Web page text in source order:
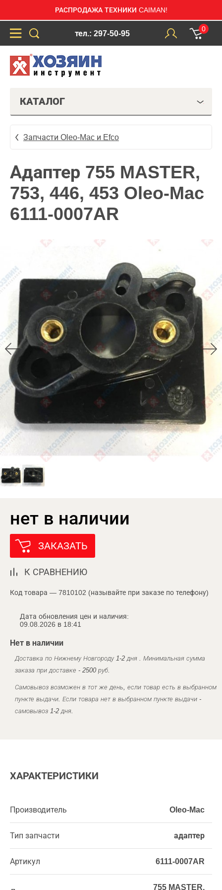
РАСПРОДАЖА ТЕХНИКИ CAIMAN!
тел.: 297-50-95
0
КАТАЛОГ
Запчасти Oleo-Mac и Efco
Адаптер 755 MASTER,
753, 446, 453 Oleo-Mac
6111-0007AR
нет в наличии
ЗАКАЗАТЬ
К СРАВНЕНИЮ
Код товара — 7810102 (называйте при заказе по телефону)
Дата обновления цен и наличия:
09.08.2026 в 18:41
Нет в наличии
Доставка по Нижнему Новгороду 1-2 дня . Минимальная сумма
заказа при доставке - 2500 руб.
Самовывоз возможен в тот же день, если товар есть в выбранном
пункте выдачи. Если товара нет в выбранном пункте выдачи -
самовывоз 1-2 дня.
ХАРАКТЕРИСТИКИ
Производитель Oleo-Mac
Тип запчасти адаптер
Артикул 6111-0007AR
755 MASTER,